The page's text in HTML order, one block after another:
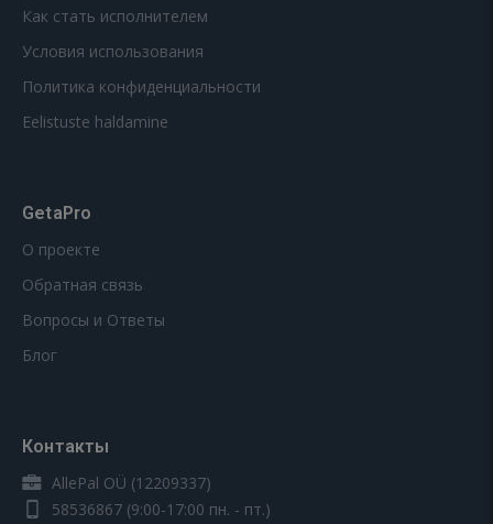
Как стать исполнителем
Условия использования
Политика конфиденциальности
Eelistuste haldamine
GetaPro
О проекте
Обратная связь
Вопросы и Ответы
Блог
Контакты
AllePal OÜ (12209337)
58536867 (9:00-17:00 пн. - пт.)